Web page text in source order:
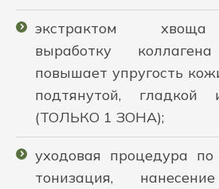
экстрактом хвоща
выработку
повышает упругость
подтянутой, гладкой
(ТОЛЬКО 1 ЗОНА);
уходовая процедура
тонизация,